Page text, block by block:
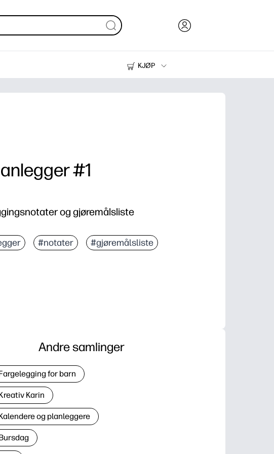
KJØP
Skrivere
#1
og gjøremålsliste
#notater #gjøremålsliste
Andre samlinger
for barn
Karin
og planleggere